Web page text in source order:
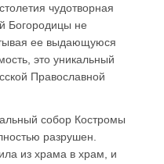
чудотворная
Богородицы не
ее выдающуюся
это уникальный
Православной
собор Костромы
разрушен.
из храма в храм, и